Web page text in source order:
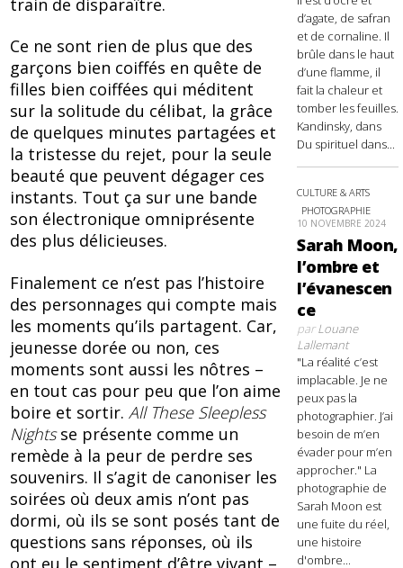
Ce ne sont rien de plus que des
garçons bien coiffés en quête de
filles bien coiffées qui méditent
sur la solitude du célibat, la grâce
de quelques minutes partagées et
la tristesse du rejet, pour la seule
beauté que peuvent dégager ces
instants. Tout ça sur une bande
son électronique omniprésente
des plus délicieuses.
Finalement ce n’est pas l’histoire
des personnages qui compte mais
les moments qu’ils partagent. Car,
jeunesse dorée ou non, ces
moments sont aussi les nôtres –
en tout cas pour peu que l’on aime
boire et sortir.All These Sleepless
Nightsse présente comme un
remède à la peur de perdre ses
souvenirs. Il s’agit de canoniser les
soirées où deux amis n’ont pas
dormi, où ils se sont posés tant de
questions sans réponses, où ils
ont eu le sentiment d’être vivant –
d’agate, de safran
et de cornaline. Il
brûle dans le haut
d’une flamme, il
fait la chaleur et
tomber les feuilles.
Kandinsky, dans
Du spirituel dans...
CULTURE & ARTS
PHOTOGRAPHIE
10 NOVEMBRE 2024
Sarah Moon,
l’ombre et
l’évanescen
ce
parLouane
Lallemant
"La réalité c’est
implacable. Je ne
peux pas la
photographier. J’ai
besoin de m’en
évader pour m’en
approcher." La
photographie de
Sarah Moon est
une fuite du réel,
une histoire
d'ombre...